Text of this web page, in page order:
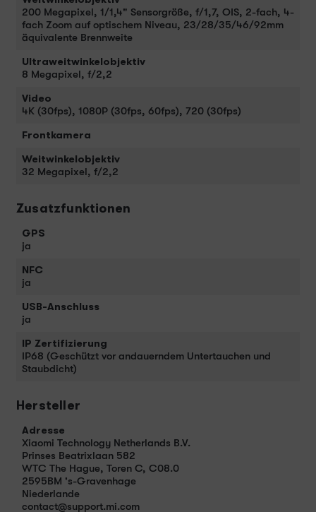
200 Megapixel, 1/1,4" Sensorgröße, f/1,7, OIS, 2-fach, 4-
fach Zoom auf optischem Niveau, 23/28/35/46/92mm
äquivalente Brennweite
Ultraweitwinkelobjektiv
8 Megapixel, f/2,2
Video
4K (30fps), 1080P (30fps, 60fps), 720 (30fps)
Frontkamera
Weitwinkelobjektiv
32 Megapixel, f/2,2
Zusatzfunktionen
GPS
ja
NFC
ja
USB-Anschluss
ja
IP Zertifizierung
IP68 (Geschützt vor andauerndem Untertauchen und
Staubdicht)
Hersteller
Adresse
Xiaomi Technology Netherlands B.V.
Prinses Beatrixlaan 582
WTC The Hague, Toren C, C08.0
2595BM 's-Gravenhage
Niederlande
contact@support.mi.com